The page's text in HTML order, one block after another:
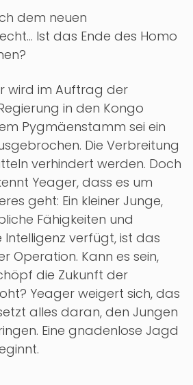
dem neuen
Ist das Ende des Homo
wird im Auftrag der
in den Kongo
Pygmäenstamm sei ein
Die Verbreitung
verhindert werden. Doch
Yeager, dass es um
geht: Ein kleiner Junge,
Fähigkeiten und
verfügt, ist das
Operation. Kann es sein,
die Zukunft der
Yeager weigert sich, das
alles daran, den Jungen
Eine gnadenlose Jagd